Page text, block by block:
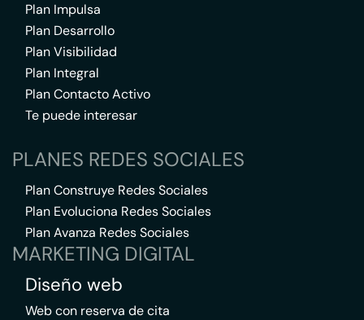
Plan Impulsa
Plan Desarrollo
Plan Visibilidad
Plan Integral
Plan Contacto Activo
Te puede interesar
PLANES REDES SOCIALES
Plan Construye Redes Sociales
Plan Evoluciona Redes Sociales
Plan Avanza Redes Sociales
MARKETING DIGITAL
Diseño web
Web con reserva de cita